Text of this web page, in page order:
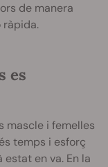
de manera
ràpida.
es
mascle i femelles
temps i esforç
en va. En la